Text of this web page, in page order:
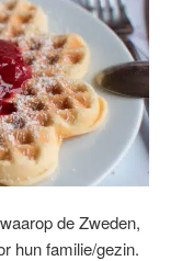
de Zweden,
hun familie/gezin.